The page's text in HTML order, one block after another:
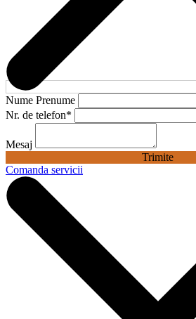
Nume Prenume
Nr. de telefon*
Mesaj
Trimite
Comanda servicii